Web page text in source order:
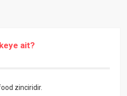
ait?
zinciridir.